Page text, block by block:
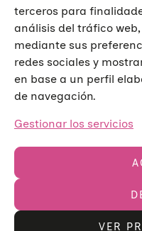
terceros para
análisis del tráfico
mediante sus
redes sociales y
en base a un perfil
de navegación.
Gestionar los servicios
VER
Unión de Asociaciones
Aviso legalPolítica de